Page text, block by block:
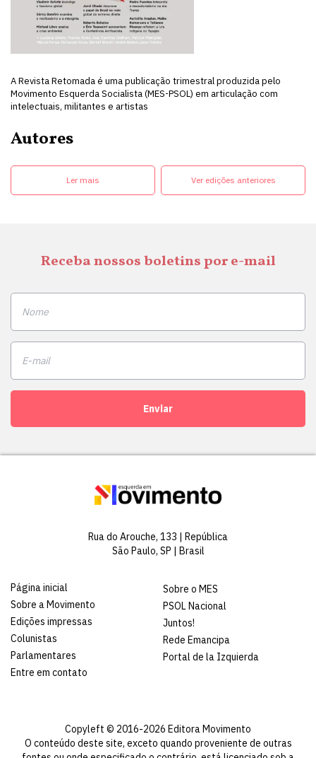
A Revista Retomada é uma publicação trimestral produzida pelo
Movimento Esquerda Socialista (MES-PSOL) em articulação com
intelectuais, militantes e artistas
Autores
Ler mais Ver edições anteriores
Receba nossos boletins por e-mail
Enviar
Rua do Arouche, 133 | República
São Paulo, SP | Brasil
Página inicial
Sobre a Movimento
Edições impressas
Colunistas
Parlamentares
Entre em contato
Sobre o MES
PSOL Nacional
Juntos!
Rede Emancipa
Portal de la Izquierda
Copyleft © 2016-2026 Editora Movimento
O conteúdo deste site, exceto quando proveniente de outras